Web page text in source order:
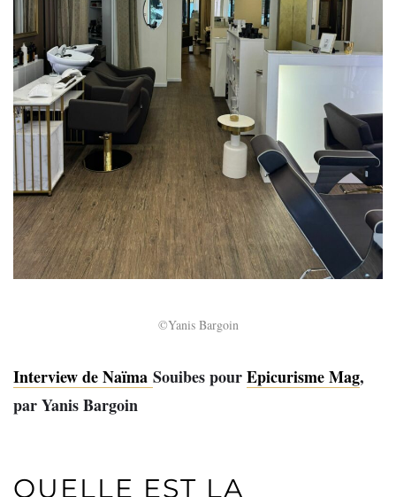
©Yanis Bargoin
Interview de Naïma Souibes pourEpicurisme Mag,
par Yanis Bargoin
QUELLE EST LA